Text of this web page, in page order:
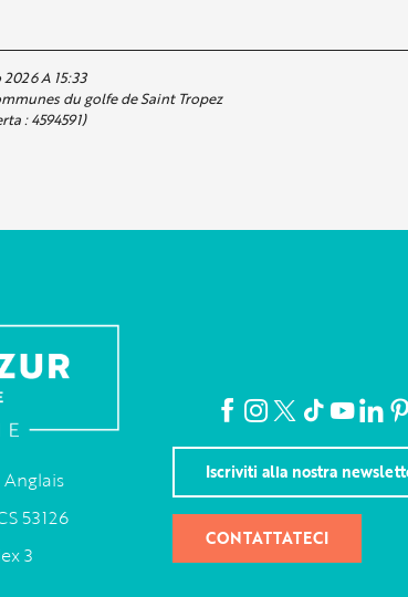
A 15:33
du golfe de Saint Tropez
:4594591)
53126
3
Iscriviti alla nostra
CONTATTATECI